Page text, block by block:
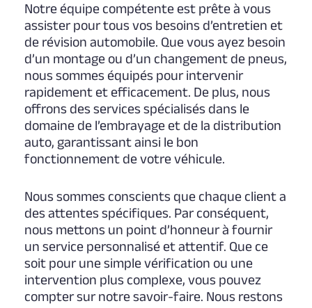
Notre équipe compétente est prête à vous
assister pour tous vos besoins d’entretien et
de révision automobile. Que vous ayez besoin
d’un montage ou d’un changement de pneus,
nous sommes équipés pour intervenir
rapidement et efficacement. De plus, nous
offrons des services spécialisés dans le
domaine de l’embrayage et de la distribution
auto, garantissant ainsi le bon
fonctionnement de votre véhicule.
Nous sommes conscients que chaque client a
des attentes spécifiques. Par conséquent,
nous mettons un point d’honneur à fournir
un service personnalisé et attentif. Que ce
soit pour une simple vérification ou une
intervention plus complexe, vous pouvez
compter sur notre savoir-faire. Nous restons